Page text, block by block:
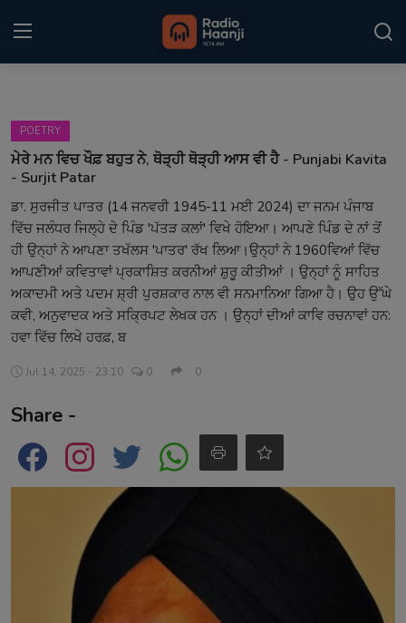
Home
Punjabi Podcast
Kitaab Kahani
Gallery
Sponsors
POETRY
ਮੇਰੇ ਮਨ ਵਿਚ ਖੌਫ਼ ਬਹੁਤ ਨੇ, ਥੋੜ੍ਹੀ ਥੋੜ੍ਹੀ ਆਸ ਵੀ ਹੈ - Punjabi Kavita
- Surjit Patar
ਡਾ. ਸੁਰਜੀਤ ਪਾਤਰ (14 ਜਨਵਰੀ 1945-11 ਮਈ 2024) ਦਾ ਜਨਮ ਪੰਜਾਬ
ਵਿੱਚ ਜਲੰਧਰ ਜਿਲ੍ਹੇ ਦੇ ਪਿੰਡ 'ਪੱਤੜ ਕਲਾਂ' ਵਿਖੇ ਹੋਇਆ। ਆਪਣੇ ਪਿੰਡ ਦੇ ਨਾਂ ਤੋਂ
ਹੀ ਉਨ੍ਹਾਂ ਨੇ ਆਪਣਾ ਤਖੱਲਸ 'ਪਾਤਰ' ਰੱਖ ਲਿਆ।ਉਨ੍ਹਾਂ ਨੇ 1960ਵਿਆਂ ਵਿੱਚ
ਆਪਣੀਆਂ ਕਵਿਤਾਵਾਂ ਪ੍ਰਕਾਸ਼ਿਤ ਕਰਨੀਆਂ ਸ਼ੁਰੂ ਕੀਤੀਆਂ । ਉਨ੍ਹਾਂ ਨੂੰ ਸਾਹਿਤ
ਅਕਾਦਮੀ ਅਤੇ ਪਦਮ ਸ਼੍ਰੀ ਪੁਰਸ਼ਕਾਰ ਨਾਲ ਵੀ ਸਨਮਾਨਿਆ ਗਿਆ ਹੈ। ਉਹ ਉੱਘੇ
ਕਵੀ, ਅਨੁਵਾਦਕ ਅਤੇ ਸਕ੍ਰਿਪਟ ਲੇਖਕ ਹਨ । ਉਨ੍ਹਾਂ ਦੀਆਂ ਕਾਵਿ ਰਚਨਾਵਾਂ ਹਨ:
ਹਵਾ ਵਿੱਚ ਲਿਖੇ ਹਰਫ਼, ਬ
Jul 14, 2025 - 23:10 0 0
Share -